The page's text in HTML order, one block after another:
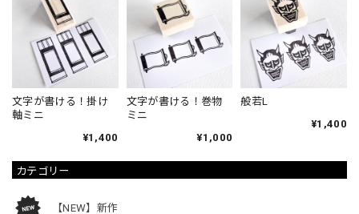
カテゴリー
【NEW】新作
文字が書ける！掛け
軸ミニ
¥1,400
文字が書ける！巻物
ミニ
¥1,000
般若L
¥1,400